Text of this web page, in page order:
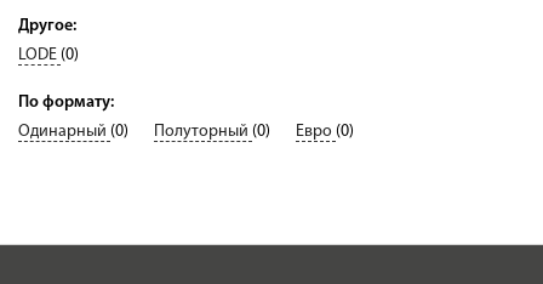
Другое:
LODE (0)
По формату:
Одинарный (0) Полуторный (0) Евро (0)